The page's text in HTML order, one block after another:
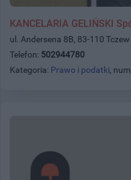
KANCELARIA GELIŃSKI
ul. Andersena 8B, 83-110 Tczew
Telefon: 502944780
Kategoria: Prawo i podatki,